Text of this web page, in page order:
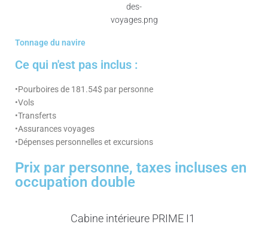
Tonnage du navire
Ce qui n'est pas inclus :
•Pourboires de 181.54$ par personne
•Vols
•Transferts
•Assurances voyages
•Dépenses personnelles et excursions
Prix par personne, taxes incluses en
occupation double
Cabine intérieure PRIME I1